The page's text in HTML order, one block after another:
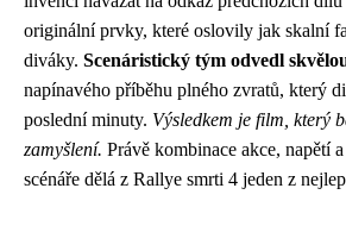
originální prvky, které oslovily jak skalní
diváky. Scenáristický tým odvedl
napínavého příběhu plného zvratů, který
poslední minuty. Výsledkem je film, který
zamyšlení. Právě kombinace akce, napětí
scénáře dělá z Rallye smrti 4 jeden z